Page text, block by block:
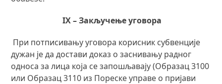
IX– Закључење уговора
При потписивању уговора корисник субвенције
дужан је да достави доказ о заснивању радног
односа за лица која се запошљавају (Образац 3100
или Образац 3110 из Пореске управе о пријави